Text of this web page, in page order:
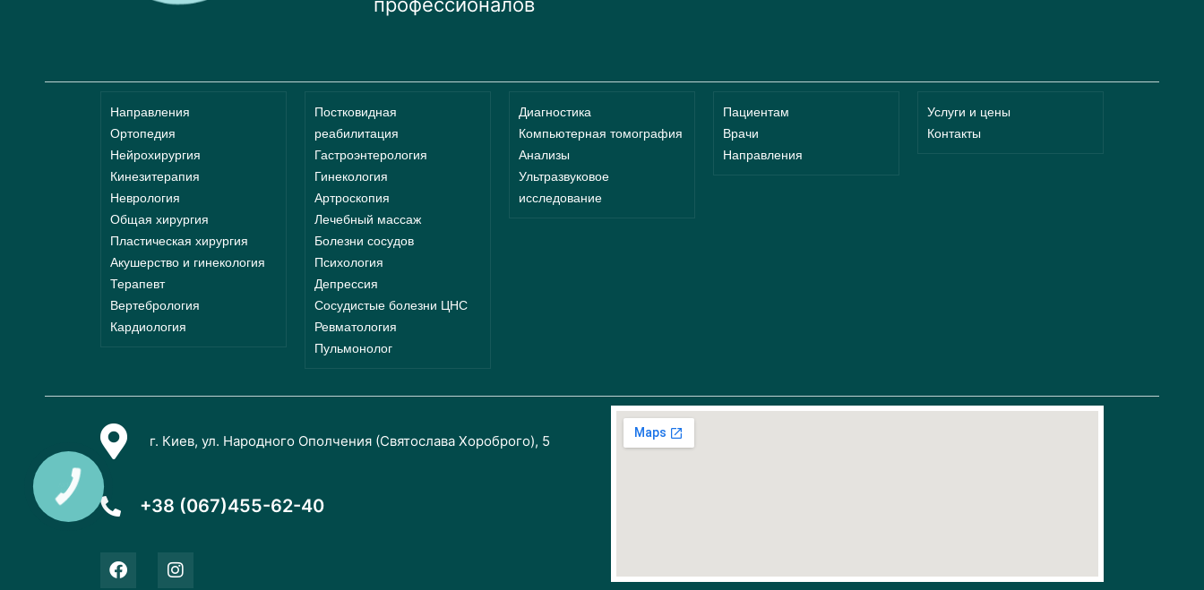
Направления
Ортопедия
Нейрохирургия
Кинезитерапия
Неврология
Общая хирургия
Пластическая хирургия
Акушерство и гинекология
Терапевт
Вертебрология
Кардиология
Постковидная
реабилитация
Гастроэнтерология
Гинекология
Артроскопия
Лечебный массаж
Болезни сосудов
Психология
Депрессия
Сосудистые болезни ЦНС
Ревматология
Пульмонолог
Диагностика
Компьютерная томография
Анализы
Ультразвуковое
исследование
Пациентам
Врачи
Направления
Услуги и цены
Контакты
г. Киев, ул. Народного Ополчения (Святослава Хороброго), 5
+38 (067)455-62-40
F
a
I
n